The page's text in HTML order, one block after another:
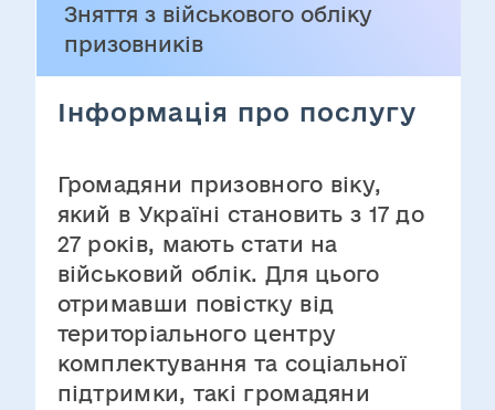
Зняття з військового обліку
призовників
Інформація про послугу
Громадяни призовного віку,
який в Україні становить з 17 до
27 років, мають стати на
військовий облік. Для цього
отримавши повістку від
територіального центру
комплектування та соціальної
підтримки, такі громадяни